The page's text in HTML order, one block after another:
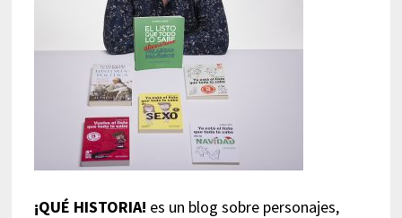
¡QUÉ HISTORIA! es un blog sobre personajes,